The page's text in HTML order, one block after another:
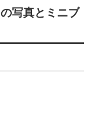
の写真とミニブ